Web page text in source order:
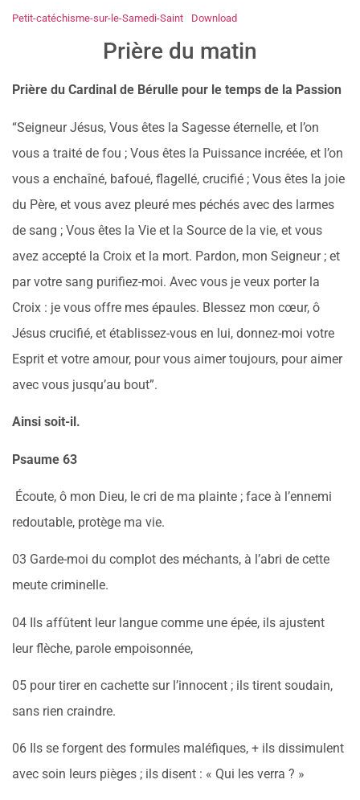
Petit-catéchisme-sur-le-Samedi-Saint Download
Prière du matin
Prière du Cardinal de Bérulle pour le temps de la Passion
“Seigneur Jésus, Vous êtes la Sagesse éternelle, et l’on
vous a traité de fou ; Vous êtes la Puissance incréée, et l’on
vous a enchaîné, bafoué, flagellé, crucifié ; Vous êtes la joie
du Père, et vous avez pleuré mes péchés avec des larmes
de sang ; Vous êtes la Vie et la Source de la vie, et vous
avez accepté la Croix et la mort. Pardon, mon Seigneur ; et
par votre sang purifiez-moi. Avec vous je veux porter la
Croix : je vous offre mes épaules. Blessez mon cœur, ô
Jésus crucifié, et établissez-vous en lui, donnez-moi votre
Esprit et votre amour, pour vous aimer toujours, pour aimer
avec vous jusqu’au bout”.
Ainsi soit-il.
Psaume 63
Écoute, ô mon Dieu, le cri de ma plainte ; face à l’ennemi
redoutable, protège ma vie.
03 Garde-moi du complot des méchants, à l’abri de cette
meute criminelle.
04 Ils affûtent leur langue comme une épée, ils ajustent
leur flèche, parole empoisonnée,
05 pour tirer en cachette sur l’innocent ; ils tirent soudain,
sans rien craindre.
06 Ils se forgent des formules maléfiques, + ils dissimulent
avec soin leurs pièges ; ils disent : « Qui les verra ? »